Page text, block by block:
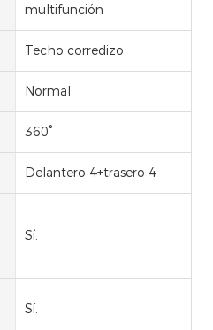
multifunción
Techo corredizo
Normal
360°
Delantero 4+trasero 4
Sí.
Sí.